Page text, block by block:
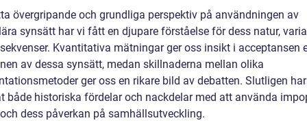
övergripande och grundliga perspektiv på användningen av
synsätt har vi fått en djupare förståelse för dess natur,
Kvantitativa mätningar ger oss insikt i acceptansen
av dessa synsätt, medan skillnaderna mellan olika
ger oss en rikare bild av debatten. Slutligen
både historiska fördelar och nackdelar med att använda
dess påverkan på samhällsutveckling.